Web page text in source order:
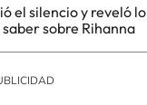
el silencio y reveló lo
sobre Rihanna